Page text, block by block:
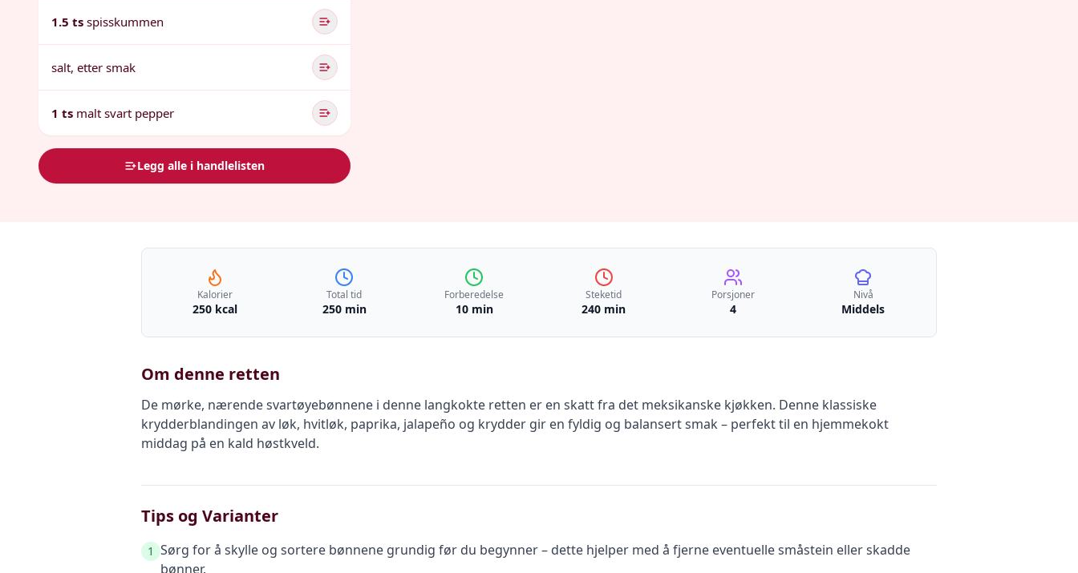
1.5 ts spisskummen
salt, etter smak
1 ts malt svart pepper
Legg alle i handlelisten
Kalorier
250 kcal
Total tid
250 min
Forberedelse
10 min
Steketid
240 min
Porsjoner
4
Nivå
Middels
Om denne retten
De mørke, nærende svartøyebønnene i denne langkokte retten er en skatt fra det meksikanske kjøkken. Denne klassiske
krydderblandingen av løk, hvitløk, paprika, jalapeño og krydder gir en fyldig og balansert smak – perfekt til en hjemmekokt
middag på en kald høstkveld.
Tips og Varianter
1 Sørg for å skylle og sortere bønnene grundig før du begynner – dette hjelper med å fjerne eventuelle småstein eller skadde
bønner.